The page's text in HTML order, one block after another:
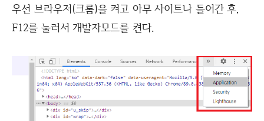
우선 브라우저(크롬)을 켜고 아무 사이트나 들어간 후,
F12를 눌러서 개발자모드를 켠다.